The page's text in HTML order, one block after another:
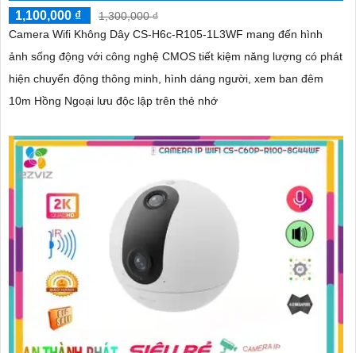
1,100,000 ₫
1,300,000 ₫
Camera Wifi Không Dây CS-H6c-R105-1L3WF mang đến hình
ảnh sống động với công nghệ CMOS tiết kiệm năng lượng có phát
hiện chuyển động thông minh, hình dáng người, xem ban đêm
10m Hồng Ngoại lưu độc lập trên thẻ nhớ